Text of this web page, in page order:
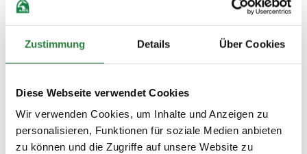
Zustimmung Details Über Cookies
Diese Webseite verwendet Cookies
Wir verwenden Cookies, um Inhalte und Anzeigen zu
personalisieren, Funktionen für soziale Medien anbieten
zu können und die Zugriffe auf unsere Website zu
eindrucksvoll. Im vergangenen Monat sind
hierzu ganz tolle Filme von zwei
Siegerprojekten aus 2021 entstanden.
Internet finden müssen, stellen wir Ihnen die
Gute Nachrichten gibt es übrigens obendrein:
„Pferde bauen Brücken“ geht ab sofort in eine